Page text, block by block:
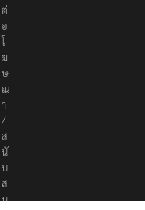
ต่
อ
โ
ฆ
ษ
ณ
า
/
ส
นั
บ
ส
นุ